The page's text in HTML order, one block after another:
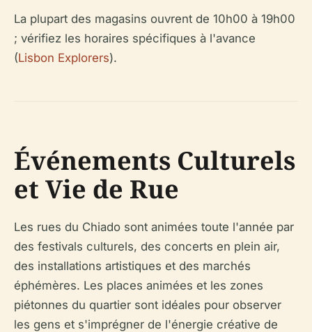
La plupart des magasins ouvrent de 10h00 à 19h00
; vérifiez les horaires spécifiques à l'avance
(Lisbon Explorers).
Événements Culturels
et Vie de Rue
Les rues du Chiado sont animées toute l'année par
des festivals culturels, des concerts en plein air,
des installations artistiques et des marchés
éphémères. Les places animées et les zones
piétonnes du quartier sont idéales pour observer
les gens et s'imprégner de l'énergie créative de